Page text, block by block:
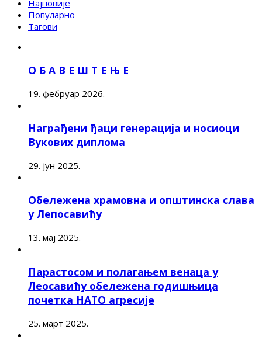
Најновије
Популарно
Тагови
О Б А В Е Ш Т Е Њ Е
19. фебруар 2026.
Награђени ђаци генерација и носиоци
Вукових диплома
29. јун 2025.
Обележена храмовна и општинска слава
у Лепосавићу
13. мај 2025.
Парастосом и полагањем венаца у
Леосавићу обележена годишњица
почетка НАТО агресије
25. март 2025.